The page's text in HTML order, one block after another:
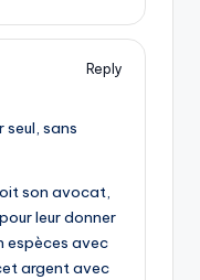
Reply
seul, sans
son avocat,
leur donner
espèces avec
argent avec